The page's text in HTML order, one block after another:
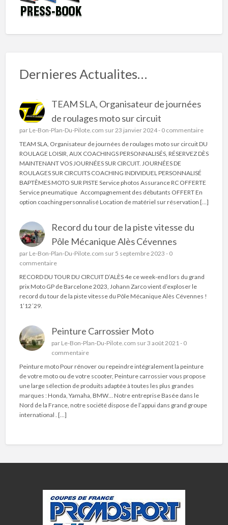
Dernieres Actualites…
TEAM SLA, Organisateur de journées
de roulages moto sur circuit
par Le-Bon-Plan-Du-Pilote.com sur 23 janvier 2024 - 0 commentaire
TEAM SLA, Organisateur de journées de roulages moto sur circuit DU
ROULAGE LOISIR, AUX COACHINGS PERSONNALISÉS, RÉSERVEZ DÈS
MAINTENANT VOS JOURNÉES SUR CIRCUIT. JOURNÉES DE
ROULAGES SUR CIRCUITS COACHING INDIVIDUEL PERSONNALISÉ
BAPTÊMES MOTO SUR PISTE Service photos Assurance RC OFFERTE
Service pneumatique Accompagnement des débutants OFFERT En
option coaching personnalisé Location de matériel sur réservation […]
Record du tour de la piste vitesse du
Pôle Mécanique Alès Cévennes
par Le-Bon-Plan-Du-Pilote.com sur 5 septembre 2023 - 0
commentaire
RECORD DU TOUR DU CIRCUIT D’ALÈS 4e ce week-end lors du grand
prix Moto GP de Barcelone 2023, Johann Zarco vient d’exploser le
record du tour de la piste vitesse du Pôle Mécanique Alès Cévennes !
1’12´29.
Peinture Carrossier Moto
par Le-Bon-Plan-Du-Pilote.com sur 3 août 2021 - 0
commentaire
Peinture moto Pour rénover ou repeindre intégralement la peinture
de votre moto ou de votre scooter, Peinture carrossier vous propose
une large sélection de produits adaptée à toutes les plus grandes
marques : Honda, Yamaha, BMW… Notre entreprise Basée dans le
Nord de la France, notre société dispose de l’appui dans grand groupe
international . […]